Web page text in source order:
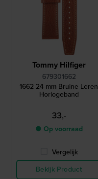
Tommy Hilfiger
679301662
1662 24 mm Bruine Leren
Horlogeband
33,-
● Op voorraad
Vergelijk
Bekijk Product